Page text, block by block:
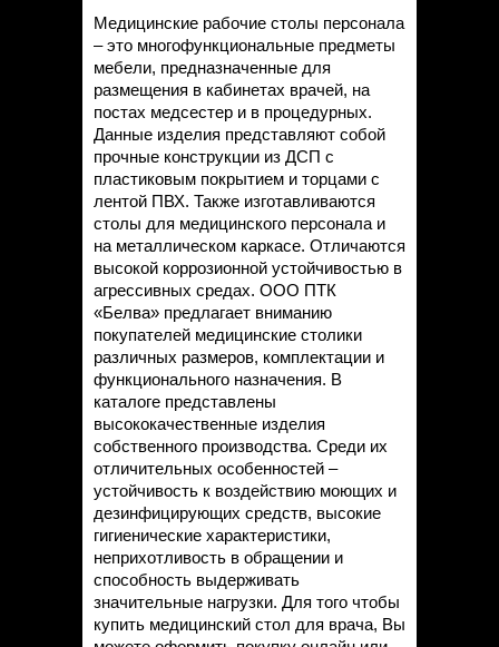
Медицинские рабочие столы персонала
– это многофункциональные предметы
мебели, предназначенные для
размещения в кабинетах врачей, на
постах медсестер и в процедурных.
Данные изделия представляют собой
прочные конструкции из ДСП с
пластиковым покрытием и торцами с
лентой ПВХ. Также изготавливаются
столы для медицинского персонала и
на металлическом каркасе. Отличаются
высокой коррозионной устойчивостью в
агрессивных средах. ООО ПТК
«Белва» предлагает вниманию
покупателей медицинские столики
различных размеров, комплектации и
функционального назначения. В
каталоге представлены
высококачественные изделия
собственного производства. Среди их
отличительных особенностей –
устойчивость к воздействию моющих и
дезинфицирующих средств, высокие
гигиенические характеристики,
неприхотливость в обращении и
способность выдерживать
значительные нагрузки. Для того чтобы
купить медицинский стол для врача, Вы